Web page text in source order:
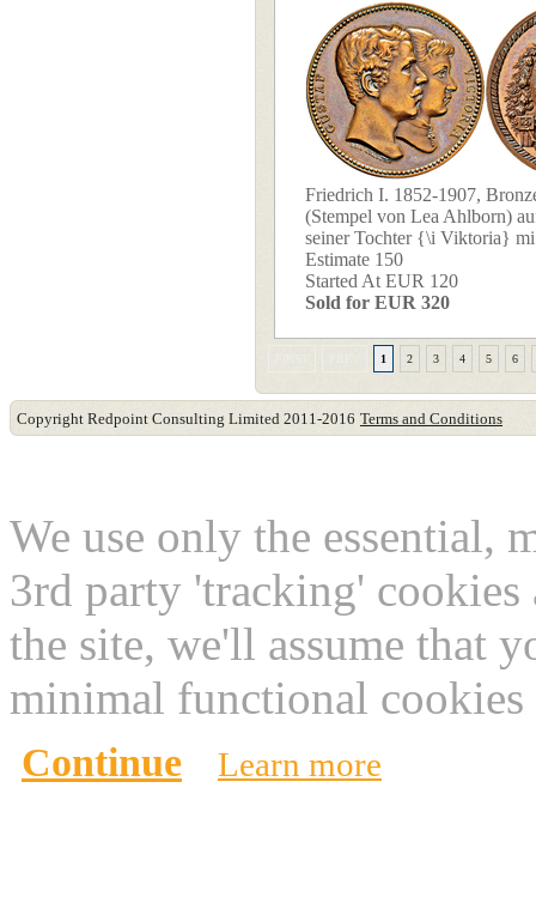
Friedrich I. 1852-1907,
(Stempel von Lea Ahlborn)
seiner Tochter {\i Viktoria}
Estimate 150
Started At EUR 120
Sold for EUR 320
1 2 3 4 5 6
Copyright Redpoint Consulting Limited 2011-2016 Terms and Conditions
We use only the essential,
3rd party 'tracking'
the site, we'll assume that
minimal functional
Continue Learn more